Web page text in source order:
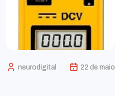
neurodigital 22 de maio